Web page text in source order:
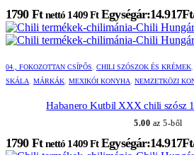
1790 Ft nettó 1409Ft
04., FOKOZOTTAN CSÍPŐS CHILI SZÓSZOK ÉS KRÉMEK
SKÁLA
MÁRKÁK MEXIKÓI KONYHA NEMZETKÖZI
Habanero Kutbil XXX chili szósz
5.00 az 5-ből
1790 Ft nettó 1409Ft